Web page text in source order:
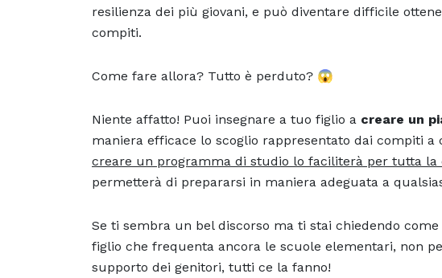
resilienza dei più giovani, e può diventare difficile
compiti.
Come fare allora? Tutto è perduto? 😱
Niente affatto! Puoi insegnare a tuo figlio a creare un
maniera efficace lo scoglio rappresentato dai compiti a
creare un programma di studio lo faciliterà per tutta la
permetterà di prepararsi in maniera adeguata a
Se ti sembra un bel discorso ma ti stai chiedendo
figlio che frequenta ancora le scuole elementari, non
supporto dei genitori, tutti ce la fanno!